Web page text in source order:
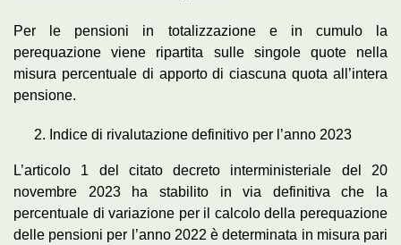
Per le pensioni in totalizzazione e in cumulo la
perequazione viene ripartita sulle singole quote nella
misura percentuale di apporto di ciascuna quota all’intera
pensione.
Indice di rivalutazione definitivo per l’anno 2023
L’articolo 1 del citato decreto interministeriale del 20
novembre 2023 ha stabilito in via definitiva che la
percentuale di variazione per il calcolo della perequazione
delle pensioni per l’anno 2022 è determinata in misura pari